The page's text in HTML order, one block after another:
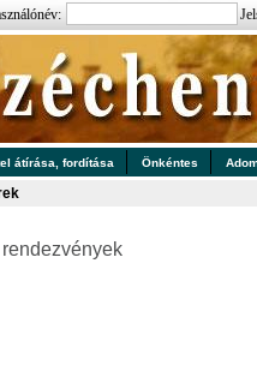
átírása, fordítása Önkéntes